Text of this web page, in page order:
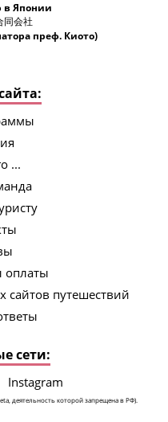
в Японии
同会社
преф. Киото)
...
оплаты
путешествий
сети:
Instagram
деятельность которой запрещена в РФ).